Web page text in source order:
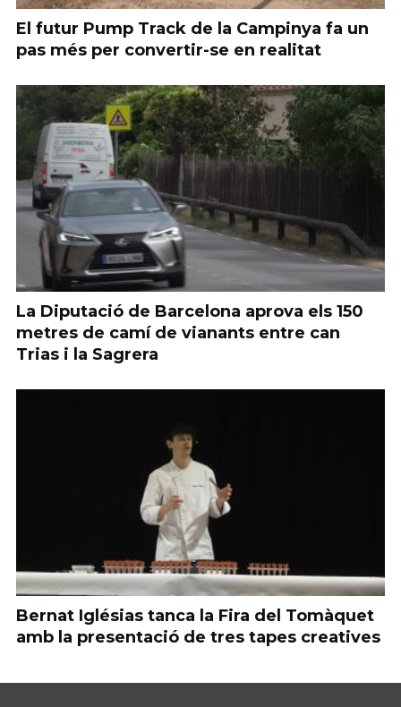
El futur Pump Track de la Campinya fa un
pas més per convertir-se en realitat
La Diputació de Barcelona aprova els 150
metres de camí de vianants entre can
Trias i la Sagrera
Bernat Iglésias tanca la Fira del Tomàquet
amb la presentació de tres tapes creatives